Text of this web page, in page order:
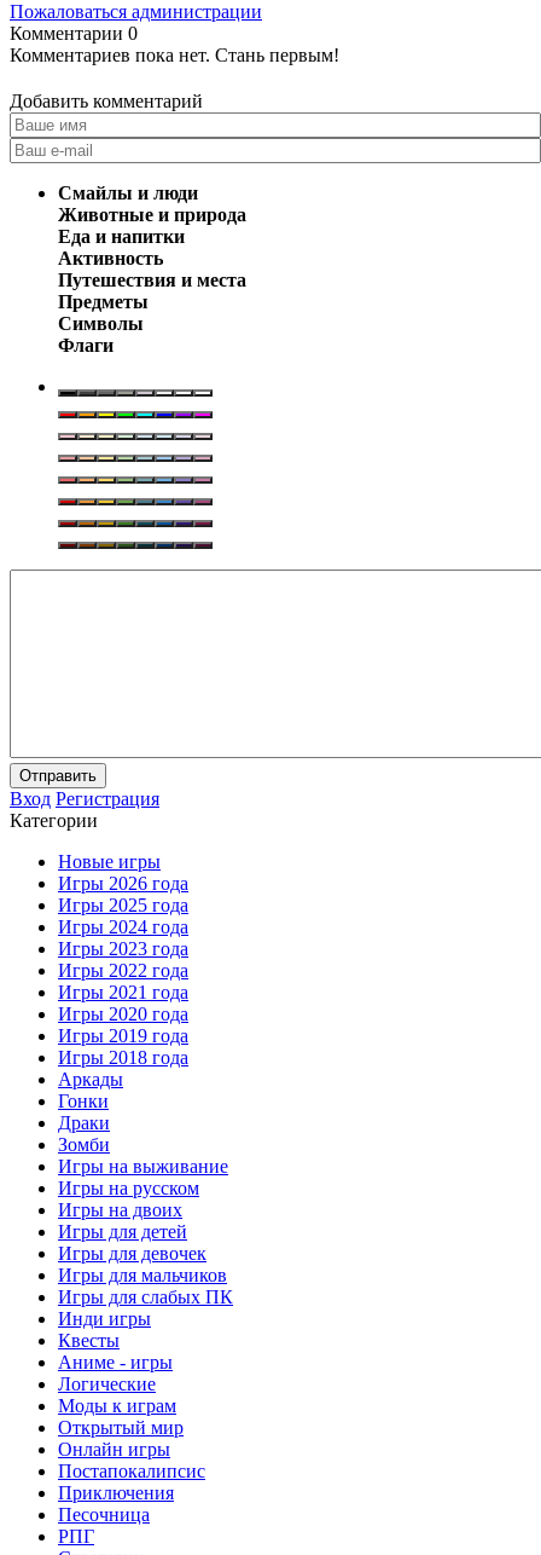
Пожаловаться администрации
Комментарии 0
Комментариев пока нет. Стань первым!
Добавить комментарий
Смайлы и люди
Животные и природа
Еда и напитки
Активность
Путешествия и места
Предметы
Символы
Флаги
Отправить
Вход Регистрация
Категории
Новые игры
Игры 2026 года
Игры 2025 года
Игры 2024 года
Игры 2023 года
Игры 2022 года
Игры 2021 года
Игры 2020 года
Игры 2019 года
Игры 2018 года
Аркады
Гонки
Драки
Зомби
Игры на выживание
Игры на русском
Игры на двоих
Игры для детей
Игры для девочек
Игры для мальчиков
Игры для слабых ПК
Инди игры
Квесты
Аниме - игры
Логические
Моды к играм
Открытый мир
Онлайн игры
Постапокалипсис
Приключения
Песочница
РПГ